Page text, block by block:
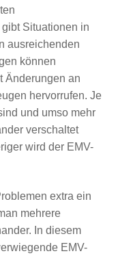
Situationen in
ausreichenden
können
Änderungen an
hervorrufen. Je
und umso mehr
verschaltet
wird der EMV-
extra ein
mehrere
In diesem
EMV-